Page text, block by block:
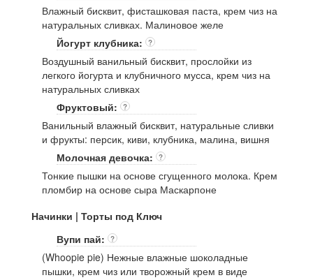
Влажный бисквит, фисташковая паста, крем чиз на
натуральных сливках. Малиновое желе
Йогурт клубника:
?
Воздушный ванильный бисквит, прослойки из
легкого йогурта и клубничного мусса, крем чиз на
натуральных сливках
Фруктовый:
?
Ванильный влажный бисквит, натуральные сливки
и фрукты: персик, киви, клубника, малина, вишня
Молочная девочка:
?
Тонкие пышки на основе сгущенного молока. Крем
пломбир на основе сыра Маскарпоне
Начинки | Торты под Ключ
Вупи пай:
?
(Whoopie pie) Нежные влажные шоколадные
пышки, крем чиз или творожный крем в виде